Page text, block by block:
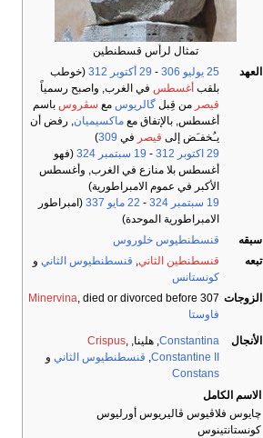
تمثال لرأس قسطنطين
العهد
25 يوليو 306
- 29 أكتوبر 312 (خوطب
بلقب أغسطس في الغرب, واصبح رسمياً
قيصر من قِبل گالريوس مع سڤروس باسم
أغسطس, بالإتفاق مع ماكسيميان, رفض أن
يـُخفـَض إلى قيصر في 309
)
29 اكتوبر
312
- 19 سبتمبر 324 (فهو
أغسطس بلا منازع في الغرب, وأغسطس
الأكبر في عموم الامبراطورية)
19 سبتمبر
324
- 22 مايو 337 (امبراطور
الامبراطورية الموحدة)
سبقه
قنسطنطيوس خلوروس
تبعه
قنسطنطين الثاني, قنسطنطيوس الثاني و
كونستانس
الزوجات
Minervina, died or divorced before 307
فاوستا
الأنجال Constantina, هلينا, Crispus,
Constantine II
, قنسطنطيوس الثاني و
Constans
الاسم الكامل
چايوس فلاڤيوس ڤاليريوس أورليوس
كونستانتينوس